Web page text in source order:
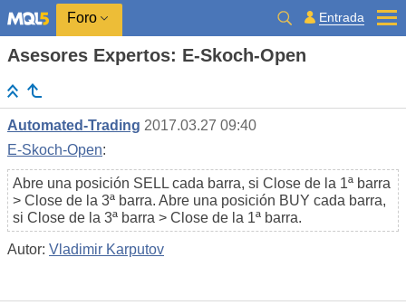
Foro Entrada
Asesores Expertos: E-Skoch-Open
Automated-Trading 2017.03.27 09:40
E-Skoch-Open:
Abre una posición SELL cada barra, si Close de la 1ª barra
> Close de la 3ª barra. Abre una posición BUY cada barra,
si Close de la 3ª barra > Close de la 1ª barra.
Autor: Vladimir Karputov